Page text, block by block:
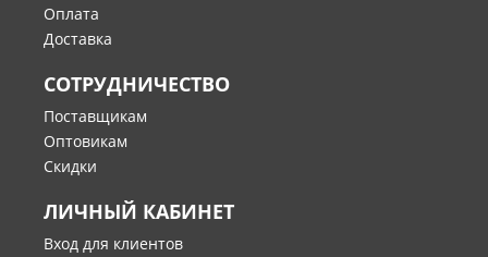
Оплата
Доставка
СОТРУДНИЧЕСТВО
Поставщикам
Оптовикам
Скидки
ЛИЧНЫЙ КАБИНЕТ
Вход для клиентов